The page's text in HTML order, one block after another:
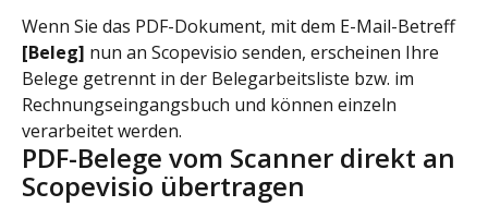
Wenn Sie das PDF-Dokument, mit dem E-Mail-Betreff
[Beleg] nun an Scopevisio senden, erscheinen Ihre
Belege getrennt in der Belegarbeitsliste bzw. im
Rechnungseingangsbuch und können einzeln
verarbeitet werden.
PDF-Belege vom Scanner direkt an
Scopevisio übertragen